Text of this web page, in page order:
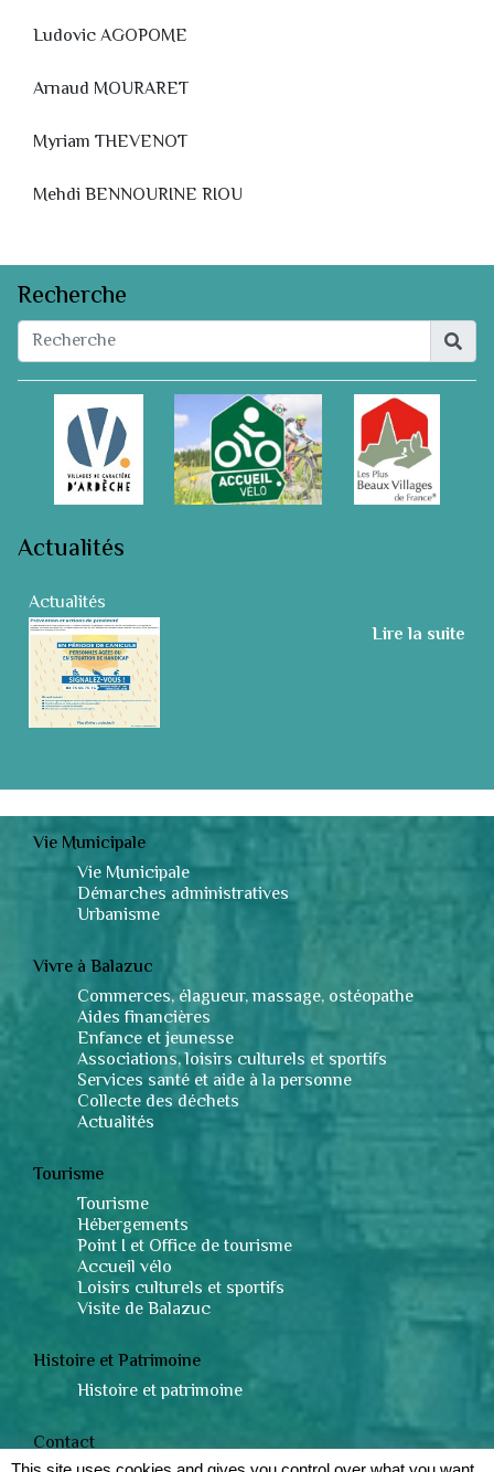
Ludovic AGOPOME
Arnaud MOURARET
Myriam THEVENOT
Mehdi BENNOURINE RIOU
Recherche
Actualités
Actualités
Lire la suite
Vie Municipale
Vie Municipale
Démarches administratives
Urbanisme
Vivre à Balazuc
Commerces, élagueur, massage, ostéopathe
Aides financières
Enfance et jeunesse
Associations, loisirs culturels et sportifs
Services santé et aide à la personne
Collecte des déchets
Actualités
Tourisme
Tourisme
Hébergements
Point I et Office de tourisme
Accueil vélo
Loisirs culturels et sportifs
Visite de Balazuc
Histoire et Patrimoine
Histoire et patrimoine
Contact